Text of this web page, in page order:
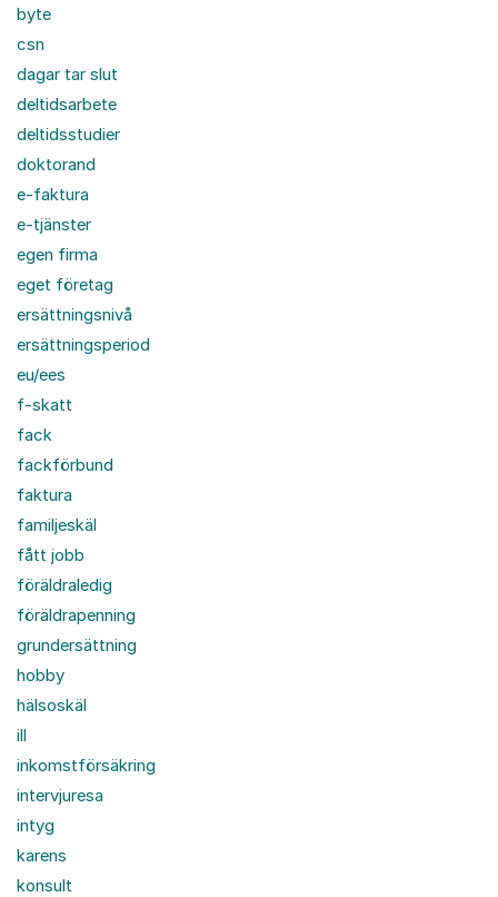
byte
csn
dagar tar slut
deltidsarbete
deltidsstudier
doktorand
e-faktura
e-tjänster
egen firma
eget företag
ersättningsnivå
ersättningsperiod
eu/ees
f-skatt
fack
fackförbund
faktura
familjeskäl
fått jobb
föräldraledig
föräldrapenning
grundersättning
hobby
hälsoskäl
ill
inkomstförsäkring
intervjuresa
intyg
karens
konsult